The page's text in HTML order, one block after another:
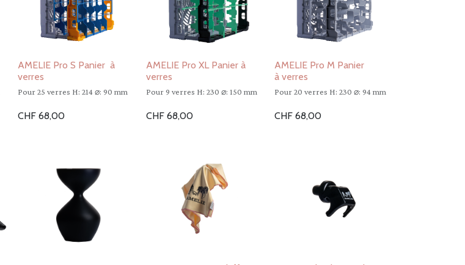
AMELIE Pro S Panier à
verres
Pour 25 verres H: 214 ⌀: 90 mm
CHF 68,00
AMELIE Pro XL Panier à
verres
Pour 9 verres H: 230 ⌀: 150 mm
CHF 68,00
AMELIE Pro M Panier
à verres
Pour 20 verres H: 230 ⌀: 94 mm
CHF 68,00